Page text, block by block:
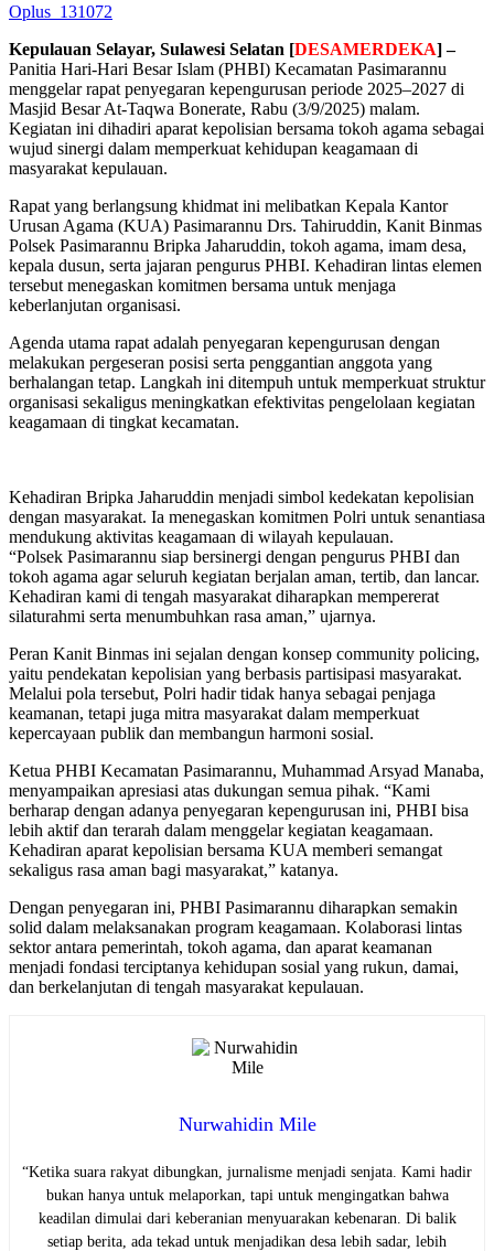
Oplus_131072
Kepulauan Selayar, Sulawesi Selatan [DESAMERDEKA] –
Panitia Hari-Hari Besar Islam (PHBI) Kecamatan Pasimarannu
menggelar rapat penyegaran kepengurusan periode 2025–2027 di
Masjid Besar At-Taqwa Bonerate, Rabu (3/9/2025) malam.
Kegiatan ini dihadiri aparat kepolisian bersama tokoh agama sebagai
wujud sinergi dalam memperkuat kehidupan keagamaan di
masyarakat kepulauan.
Rapat yang berlangsung khidmat ini melibatkan Kepala Kantor
Urusan Agama (KUA) Pasimarannu Drs. Tahiruddin, Kanit Binmas
Polsek Pasimarannu Bripka Jaharuddin, tokoh agama, imam desa,
kepala dusun, serta jajaran pengurus PHBI. Kehadiran lintas elemen
tersebut menegaskan komitmen bersama untuk menjaga
keberlanjutan organisasi.
Agenda utama rapat adalah penyegaran kepengurusan dengan
melakukan pergeseran posisi serta penggantian anggota yang
berhalangan tetap. Langkah ini ditempuh untuk memperkuat struktur
organisasi sekaligus meningkatkan efektivitas pengelolaan kegiatan
keagamaan di tingkat kecamatan.
Kehadiran Bripka Jaharuddin menjadi simbol kedekatan kepolisian
dengan masyarakat. Ia menegaskan komitmen Polri untuk senantiasa
mendukung aktivitas keagamaan di wilayah kepulauan.
“Polsek Pasimarannu siap bersinergi dengan pengurus PHBI dan
tokoh agama agar seluruh kegiatan berjalan aman, tertib, dan lancar.
Kehadiran kami di tengah masyarakat diharapkan mempererat
silaturahmi serta menumbuhkan rasa aman,” ujarnya.
Peran Kanit Binmas ini sejalan dengan konsep community policing,
yaitu pendekatan kepolisian yang berbasis partisipasi masyarakat.
Melalui pola tersebut, Polri hadir tidak hanya sebagai penjaga
keamanan, tetapi juga mitra masyarakat dalam memperkuat
kepercayaan publik dan membangun harmoni sosial.
Ketua PHBI Kecamatan Pasimarannu, Muhammad Arsyad Manaba,
menyampaikan apresiasi atas dukungan semua pihak. “Kami
berharap dengan adanya penyegaran kepengurusan ini, PHBI bisa
lebih aktif dan terarah dalam menggelar kegiatan keagamaan.
Kehadiran aparat kepolisian bersama KUA memberi semangat
sekaligus rasa aman bagi masyarakat,” katanya.
Dengan penyegaran ini, PHBI Pasimarannu diharapkan semakin
solid dalam melaksanakan program keagamaan. Kolaborasi lintas
sektor antara pemerintah, tokoh agama, dan aparat keamanan
menjadi fondasi terciptanya kehidupan sosial yang rukun, damai,
dan berkelanjutan di tengah masyarakat kepulauan.
Nurwahidin Mile
“Ketika suara rakyat dibungkan, jurnalisme menjadi senjata. Kami hadir
bukan hanya untuk melaporkan, tapi untuk mengingatkan bahwa
keadilan dimulai dari keberanian menyuarakan kebenaran. Di balik
setiap berita, ada tekad untuk menjadikan desa lebih sadar, lebih